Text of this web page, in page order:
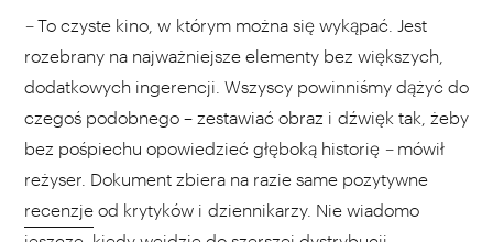
–To czyste kino, w którym można się wykąpać. Jest
rozebrany na najważniejsze elementy bez większych,
dodatkowych ingerencji. Wszyscy powinniśmy dążyć do
czegoś podobnego – zestawiać obraz i dźwięk tak, żeby
bez pośpiechu opowiedzieć głęboką historię – mówił
reżyser. Dokument zbiera na razie same pozytywne
recenzje od krytyków i dziennikarzy. Nie wiadomo